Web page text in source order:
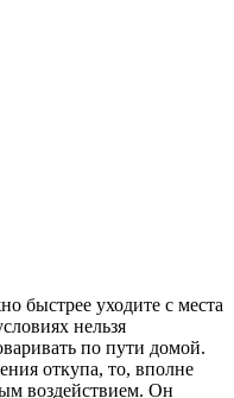
быстрее уходите с места
нельзя
по пути домой.
откупа, то, вполне
воздействием. Он